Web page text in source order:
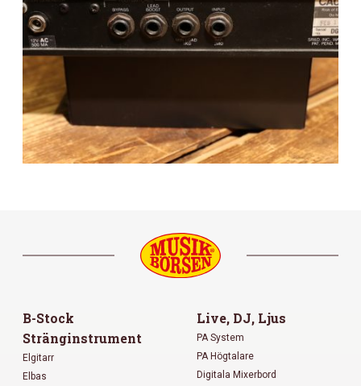
B-Stock
Stränginstrument
Elgitarr
Elbas
Live, DJ, Ljus
PA System
PA Högtalare
Digitala Mixerbord